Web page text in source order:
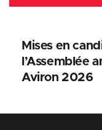
Mises en
l’Assemblée
Aviron 2026